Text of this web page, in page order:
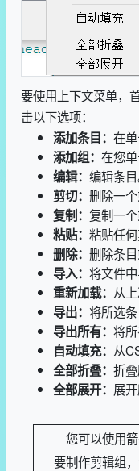
要使用上下文菜单，
击以下选项：
添加条目： 在
添加组： 在您
编辑： 编辑条目
剪切： 删除一
复制： 复制一
粘贴： 粘贴任何
删除： 删除条目
导入： 将文件
重新加载： 从
导出： 将所选
导出所有： 将
自动填充： 从
全部折叠： 折
全部展开： 展
您可以使用
要制作剪辑组